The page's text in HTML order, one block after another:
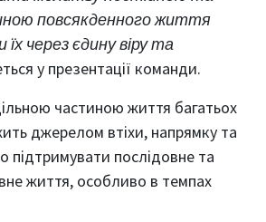
повсякденного життя
через єдину віру та
у презентації команди.
частиною життя багатьох
джерелом втіхи, напрямку та
підтримувати послідовне та
життя, особливо в темпах